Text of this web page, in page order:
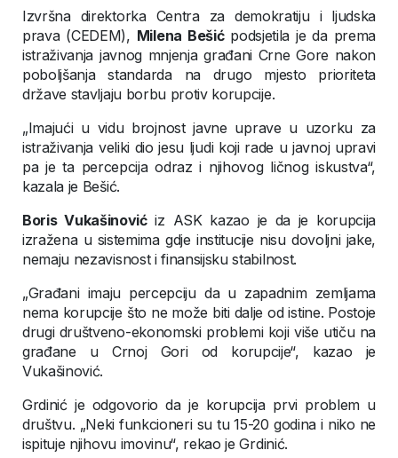
Izvršna direktorka Centra za demokratiju i ljudska
prava (CEDEM), Milena Bešićpodsjetila je da prema
istraživanja javnog mnjenja građani Crne Gore nakon
poboljšanja standarda na drugo mjesto prioriteta
države stavljaju borbu protiv korupcije.
„Imajući u vidu brojnost javne uprave u uzorku za
istraživanja veliki dio jesu ljudi koji rade u javnoj upravi
pa je ta percepcija odraz i njihovog ličnog iskustva“,
kazala je Bešić.
Boris Vukašinovićiz ASK kazao je da je korupcija
izražena u sistemima gdje institucije nisu dovoljni jake,
nemaju nezavisnost i finansijsku stabilnost.
„Građani imaju percepciju da u zapadnim zemljama
nema korupcije što ne može biti dalje od istine. Postoje
drugi društveno-ekonomski problemi koji više utiču na
građane u Crnoj Gori od korupcije“, kazao je
Vukašinović.
Grdinić je odgovorio da je korupcija prvi problem u
društvu. „Neki funkcioneri su tu 15-20 godina i niko ne
ispituje njihovu imovinu“, rekao je Grdinić.